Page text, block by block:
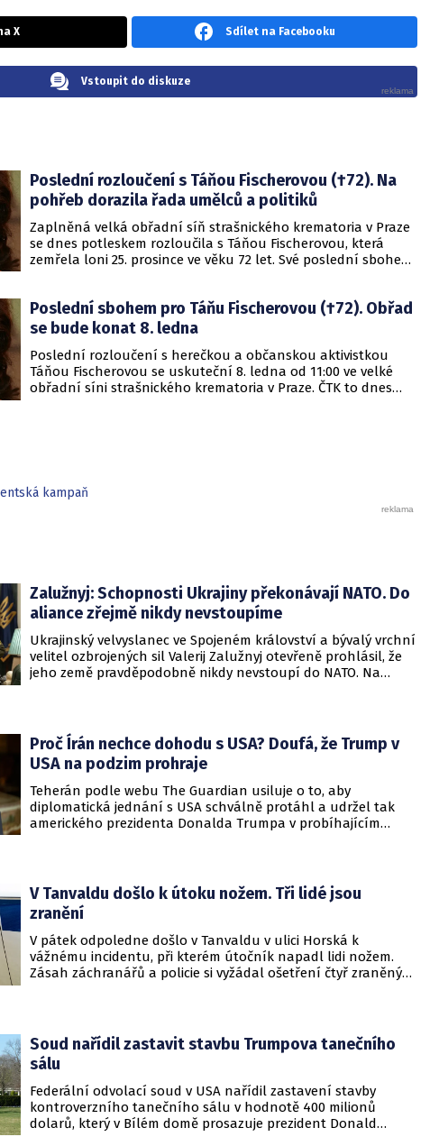
X Sdílet na Facebooku
Vstoupit do diskuze
Poslední rozloučení s Táňou Fischerovou (†72). Na
pohřeb dorazila řada umělců a politiků
Zaplněná velká obřadní síň strašnického krematoria v Praze
se dnes potleskem rozloučila s Táňou Fischerovou, která
zemřela loni 25. prosince ve věku 72 let. Své poslední sbohem
politiky. Věnce mimo jiné zaslala Poslanecká sněmovna,
ministerstvo kultury, Český helsinský výbor, který Fischerová
Poslední sbohem pro Táňu Fischerovou (†72). Obřad
se bude konat 8. ledna
Poslední rozloučení s herečkou a občanskou aktivistkou
Táňou Fischerovou se uskuteční 8. ledna od 11:00 ve velké
obřadní síni strašnického krematoria v Praze. ČTK to dnes
kampaň
Zalužnyj: Schopnosti Ukrajiny překonávají NATO. Do
aliance zřejmě nikdy nevstoupíme
Ukrajinský velvyslanec ve Spojeném království a bývalý vrchní
velitel ozbrojených sil Valerij Zalužnyj otevřeně prohlásil, že
jeho země pravděpodobně nikdy nevstoupí do NATO. Na
nedosažitelné.
Proč Írán nechce dohodu s USA? Doufá, že Trump v
USA na podzim prohraje
Teherán podle webu The Guardian usiluje o to, aby
diplomatická jednání s USA schválně protáhl a udržel tak
amerického prezidenta Donalda Trumpa v probíhajícím
rukojmími za prezidenta Jimmyho Cartera.
V Tanvaldu došlo k útoku nožem. Tři lidé jsou
zranění
V pátek odpoledne došlo v Tanvaldu v ulici Horská k
vážnému incidentu, při kterém útočník napadl lidi nožem.
Zásah záchranářů a policie si vyžádal ošetření čtyř zraněných
Soud nařídil zastavit stavbu Trumpova tanečního
sálu
Federální odvolací soud v USA nařídil zastavení stavby
kontroverzního tanečního sálu v hodnotě 400 milionů
dolarů, který v Bílém domě prosazuje prezident Donald